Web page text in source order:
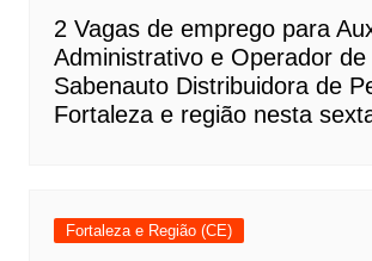
2 Vagas de emprego para
Administrativo e Operador de
Sabenauto Distribuidora de
Fortaleza e região nesta
Fortaleza e Região (CE)